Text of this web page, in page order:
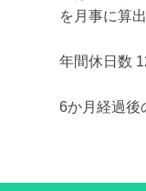
を月事に算出
年間休日数
6か月経過後